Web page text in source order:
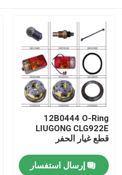
12B0444 O-Ring
LIUGONG CLG922E
قطع غيار الحفر
إرسال استفسار